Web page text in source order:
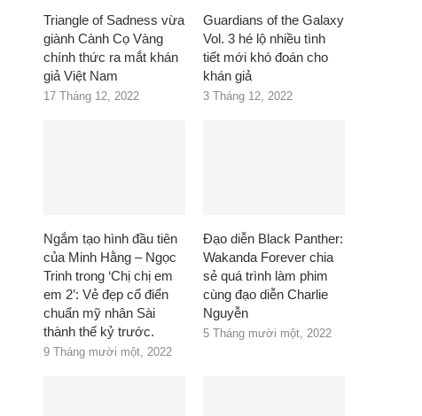
Triangle of Sadness vừa
giành Cành Cọ Vàng
chính thức ra mắt khán
giả Việt Nam
17 Tháng 12, 2022
Guardians of the Galaxy
Vol. 3 hé lộ nhiều tình
tiết mới khó đoán cho
khán giả
3 Tháng 12, 2022
Ngắm tạo hình đầu tiên
của Minh Hằng – Ngọc
Trinh trong ‘Chị chị em
em 2’: Vẻ đẹp cổ điển
chuẩn mỹ nhân Sài
thành thế kỷ trước.
9 Tháng mười một, 2022
Đạo diễn Black Panther:
Wakanda Forever chia
sẻ quá trình làm phim
cùng đạo diễn Charlie
Nguyễn
5 Tháng mười một, 2022